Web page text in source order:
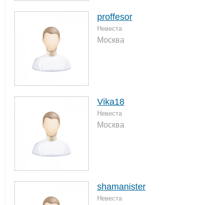
proffesor
Невеста
Москва
Vika18
Невеста
Москва
shamanister
Невеста